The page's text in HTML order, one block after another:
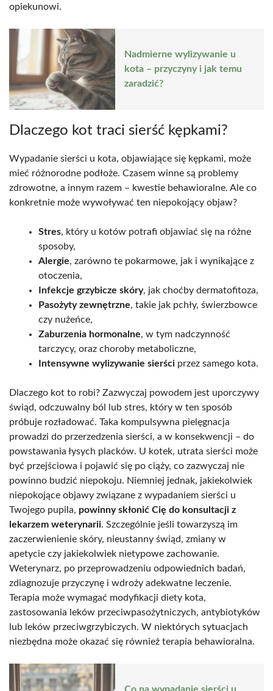
opiekunowi.
Nadmierne wylizywanie u
kota – przyczyny i jak temu
zaradzić?
Dlaczego kot traci sierść kępkami?
Wypadanie sierści u kota, objawiające się kępkami, może
mieć różnorodne podłoże. Czasem winne są problemy
zdrowotne, a innym razem – kwestie behawioralne. Ale co
konkretnie może wywoływać ten niepokojący objaw?
Stres, który u kotów potrafi objawiać się na różne
sposoby,
Alergie, zarówno te pokarmowe, jak i wynikające z
otoczenia,
Infekcje grzybicze skóry, jak choćby dermatofitoza,
Pasożyty zewnętrzne, takie jak pchły, świerzbowce
czy nużeńce,
Zaburzenia hormonalne, w tym nadczynność
tarczycy, oraz choroby metaboliczne,
Intensywne wylizywanie sierści przez samego kota.
Dlaczego kot to robi? Zazwyczaj powodem jest uporczywy
świąd, odczuwalny ból lub stres, który w ten sposób
próbuje rozładować. Taka kompulsywna pielęgnacja
prowadzi do przerzedzenia sierści, a w konsekwencji – do
powstawania łysych placków. U kotek, utrata sierści może
być przejściowa i pojawić się po ciąży, co zazwyczaj nie
powinno budzić niepokoju. Niemniej jednak, jakiekolwiek
niepokojące objawy związane z wypadaniem sierści u
Twojego pupila, powinny skłonić Cię do konsultacji z
lekarzem weterynarii. Szczególnie jeśli towarzyszą im
zaczerwienienie skóry, nieustanny świąd, zmiany w
apetycie czy jakiekolwiek nietypowe zachowanie.
Weterynarz, po przeprowadzeniu odpowiednich badań,
zdiagnozuje przyczynę i wdroży adekwatne leczenie.
Terapia może wymagać modyfikacji diety kota,
zastosowania leków przeciwpasożytniczych, antybiotyków
lub leków przeciwgrzybiczych. W niektórych sytuacjach
niezbędna może okazać się również terapia behawioralna.